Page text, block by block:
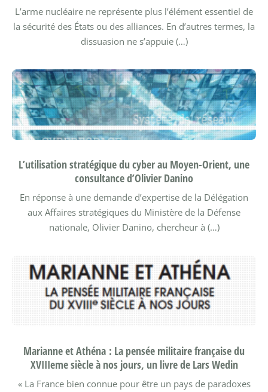
L’arme nucléaire ne représente plus l’élément essentiel de
la sécurité des États ou des alliances. En d’autres termes, la
dissuasion ne s’appuie (…)
L’utilisation stratégique du cyber au Moyen-Orient, une
consultance d’Olivier Danino
En réponse à une demande d’expertise de la Délégation
aux Affaires stratégiques du Ministère de la Défense
nationale, Olivier Danino, chercheur à (…)
Marianne et Athéna : La pensée militaire française du
XVIIIeme siècle à nos jours, un livre de Lars Wedin
« La France bien connue pour être un pays de paradoxes